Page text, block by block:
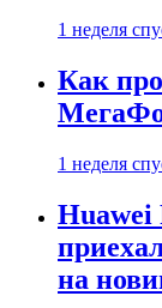
1 неделя
Как
1 неделя
Huawei
на